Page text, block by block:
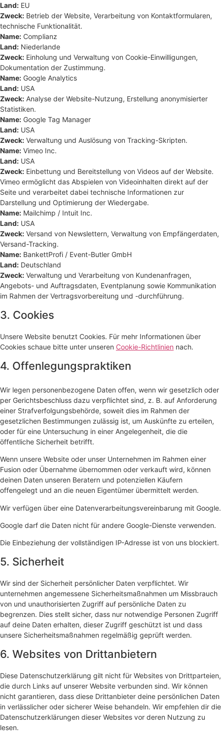
Land: EU
Zweck: Betrieb der Website, Verarbeitung von Kontaktformularen,
technische Funktionalität.
Name: Complianz
Land: Niederlande
Zweck: Einholung und Verwaltung von Cookie-Einwilligungen,
Dokumentation der Zustimmung.
Name: Google Analytics
Land: USA
Zweck: Analyse der Website-Nutzung, Erstellung anonymisierter
Statistiken.
Name: Google Tag Manager
Land: USA
Zweck: Verwaltung und Auslösung von Tracking-Skripten.
Name: Vimeo Inc.
Land: USA
Zweck: Einbettung und Bereitstellung von Videos auf der Website.
Vimeo ermöglicht das Abspielen von Videoinhalten direkt auf der
Seite und verarbeitet dabei technische Informationen zur
Darstellung und Optimierung der Wiedergabe.
Name: Mailchimp / Intuit Inc.
Land: USA
Zweck: Versand von Newslettern, Verwaltung von Empfängerdaten,
Versand-Tracking.
Name: BankettProfi / Event-Butler GmbH
Land: Deutschland
Zweck: Verwaltung und Verarbeitung von Kundenanfragen,
Angebots- und Auftragsdaten, Eventplanung sowie Kommunikation
im Rahmen der Vertragsvorbereitung und -durchführung.
3. Cookies
Unsere Website benutzt Cookies. Für mehr Informationen über
Cookies schaue bitte unter unseren Cookie-Richtlinien nach.
4. Offenlegungspraktiken
Wir legen personenbezogene Daten offen, wenn wir gesetzlich oder
per Gerichtsbeschluss dazu verpflichtet sind, z. B. auf Anforderung
einer Strafverfolgungsbehörde, soweit dies im Rahmen der
gesetzlichen Bestimmungen zulässig ist, um Auskünfte zu erteilen,
oder für eine Untersuchung in einer Angelegenheit, die die
öffentliche Sicherheit betrifft.
Wenn unsere Website oder unser Unternehmen im Rahmen einer
Fusion oder Übernahme übernommen oder verkauft wird, können
deinen Daten unseren Beratern und potenziellen Käufern
offengelegt und an die neuen Eigentümer übermittelt werden.
Wir verfügen über eine Datenverarbeitungsvereinbarung mit Google.
Google darf die Daten nicht für andere Google-Dienste verwenden.
Die Einbeziehung der vollständigen IP-Adresse ist von uns blockiert.
5. Sicherheit
Wir sind der Sicherheit persönlicher Daten verpflichtet. Wir
unternehmen angemessene Sicherheitsmaßnahmen um Missbrauch
von und unauthorisierten Zugriff auf persönliche Daten zu
begrenzen. Dies stellt sicher, dass nur notwendige Personen Zugriff
auf deine Daten erhalten, dieser Zugriff geschützt ist und dass
unsere Sicherheitsmaßnahmen regelmäßig geprüft werden.
6. Websites von Drittanbietern
Diese Datenschutzerklärung gilt nicht für Websites von Drittparteien,
die durch Links auf unserer Website verbunden sind. Wir können
nicht garantieren, dass diese Drittanbieter deine persönlichen Daten
in verlässlicher oder sicherer Weise behandeln. Wir empfehlen dir die
Datenschutzerklärungen dieser Websites vor deren Nutzung zu
lesen.